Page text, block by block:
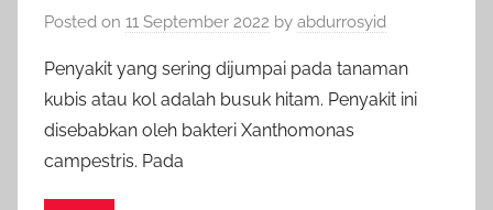
Posted on 11 September 2022 by abdurrosyid
Penyakit yang sering dijumpai pada tanaman
kubis atau kol adalah busuk hitam. Penyakit ini
disebabkan oleh bakteri Xanthomonas
campestris. Pada